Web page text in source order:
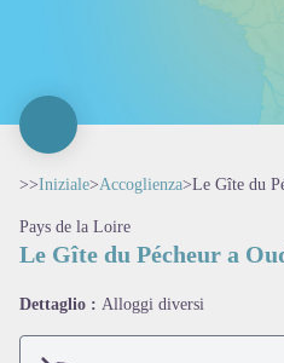
>>Iniziale>Accoglienza>Le Gîte du
Pays de la Loire
Le Gîte du Pécheur a
Dettaglio : Alloggi diversi